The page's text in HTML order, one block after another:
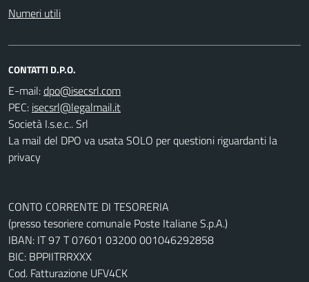
Numeri utili
CONTATTI D.P.O.
E-mail:
PEC:
Società I.s.e.c.. Srl
La mail del DPO va usata SOLO per questioni riguardanti la
privacy
CONTO CORRENTE DI TESORERIA
(presso tesoriere comunale Poste Italiane S.p.A.)
IBAN: IT 97 T 07601 03200 001046292858
BIC: BPPIITRRXXX
Cod. Fatturazione UFV4CK